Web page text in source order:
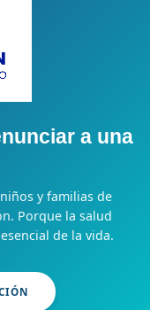
a una
y familias de
Porque la salud
de la vida.